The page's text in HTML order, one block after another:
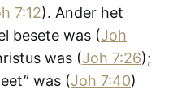
7:12). Ander het
besete was (Joh
was (Joh 7:26);
was (Joh 7:40)